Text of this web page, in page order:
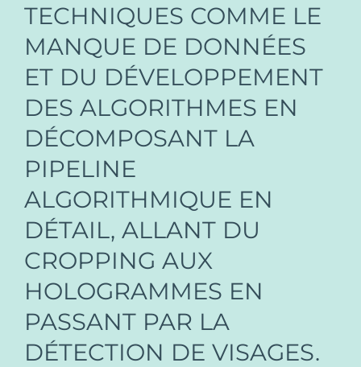
TECHNIQUES COMME LE
MANQUE DE DONNÉES
ET DU DÉVELOPPEMENT
DES ALGORITHMES EN
DÉCOMPOSANT LA
PIPELINE
ALGORITHMIQUE EN
DÉTAIL, ALLANT DU
CROPPING AUX
HOLOGRAMMES EN
PASSANT PAR LA
DÉTECTION DE VISAGES.